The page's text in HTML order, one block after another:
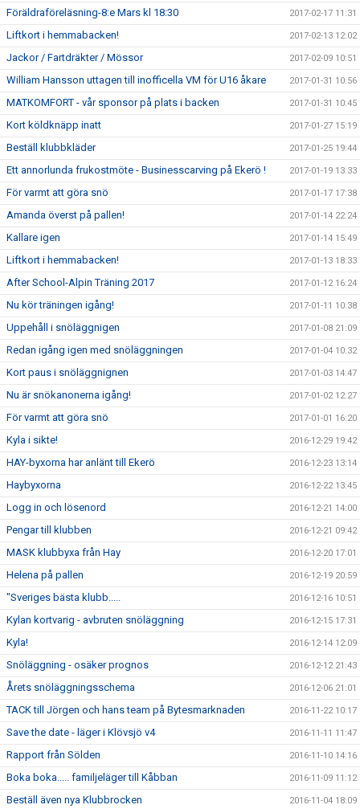
Föräldraföreläsning-8:e Mars kl 18:30 2017-02-17 11:31
Liftkort i hemmabacken! 2017-02-13 12:02
Jackor / Fartdräkter / Mössor 2017-02-09 10:51
William Hansson uttagen till inofficella VM för U16 åkare 2017-01-31 10:56
MATKOMFORT - vår sponsor på plats i backen 2017-01-31 10:45
Kort köldknäpp inatt 2017-01-27 15:19
Beställ klubbkläder 2017-01-25 19:44
Ett annorlunda frukostmöte - Businesscarving på Ekerö ! 2017-01-19 13:33
För varmt att göra snö 2017-01-17 17:38
Amanda överst på pallen! 2017-01-14 22:24
Kallare igen 2017-01-14 15:49
Liftkort i hemmabacken! 2017-01-13 18:33
After School-Alpin Träning 2017 2017-01-12 16:24
Nu kör träningen igång! 2017-01-11 10:38
Uppehåll i snöläggnigen 2017-01-08 21:09
Redan igång igen med snöläggningen 2017-01-04 10:32
Kort paus i snöläggnignen 2017-01-03 14:47
Nu är snökanonerna igång! 2017-01-02 12:27
För varmt att göra snö 2017-01-01 16:20
Kyla i sikte! 2016-12-29 19:42
HAY-byxorna har anlänt till Ekerö 2016-12-23 13:14
Haybyxorna 2016-12-22 13:45
Logg in och lösenord 2016-12-21 14:00
Pengar till klubben 2016-12-21 09:42
MASK klubbyxa från Hay 2016-12-20 17:01
Helena på pallen 2016-12-19 20:59
"Sveriges bästa klubb..... 2016-12-16 10:51
Kylan kortvarig - avbruten snöläggning 2016-12-15 17:31
Kyla! 2016-12-14 12:09
Snöläggning - osäker prognos 2016-12-12 21:43
Årets snöläggningsschema 2016-12-06 21:01
TACK till Jörgen och hans team på Bytesmarknaden 2016-11-22 10:17
Save the date - läger i Klövsjö v4 2016-11-11 11:47
Rapport från Sölden 2016-11-10 14:16
Boka boka..... familjeläger till Kåbban 2016-11-09 11:12
Beställ även nya Klubbrocken 2016-11-04 18:09